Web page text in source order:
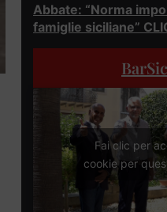
Abbate: “Norma
famiglie siciliane”
Fai clic per
cookie per